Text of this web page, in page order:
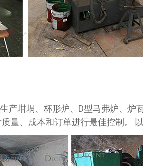
产坩埚、杯形炉、D型马弗炉、
量、成本和订单进行最佳控制。